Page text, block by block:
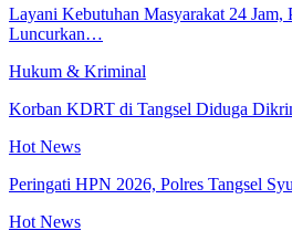
Layani Kebutuhan Masyarakat 24 Jam,
Luncurkan…
Hukum & Kriminal
Korban KDRT di Tangsel Diduga
Hot News
Peringati HPN 2026, Polres Tangsel
Hot News